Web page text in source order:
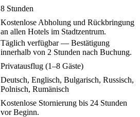
8 Stunden
Kostenlose Abholung und Rückbringung
an allen Hotels im Stadtzentrum.
Täglich verfügbar — Bestätigung
innerhalb von 2 Stunden nach Buchung.
Privatausflug (1–8 Gäste)
Deutsch, Englisch, Bulgarisch, Russisch,
Polnisch, Rumänisch
Kostenlose Stornierung bis 24 Stunden
vor Beginn.